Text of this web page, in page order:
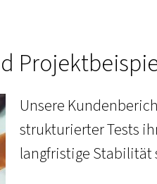
Unsere
strukturierter Tests
langfristige Stabilität